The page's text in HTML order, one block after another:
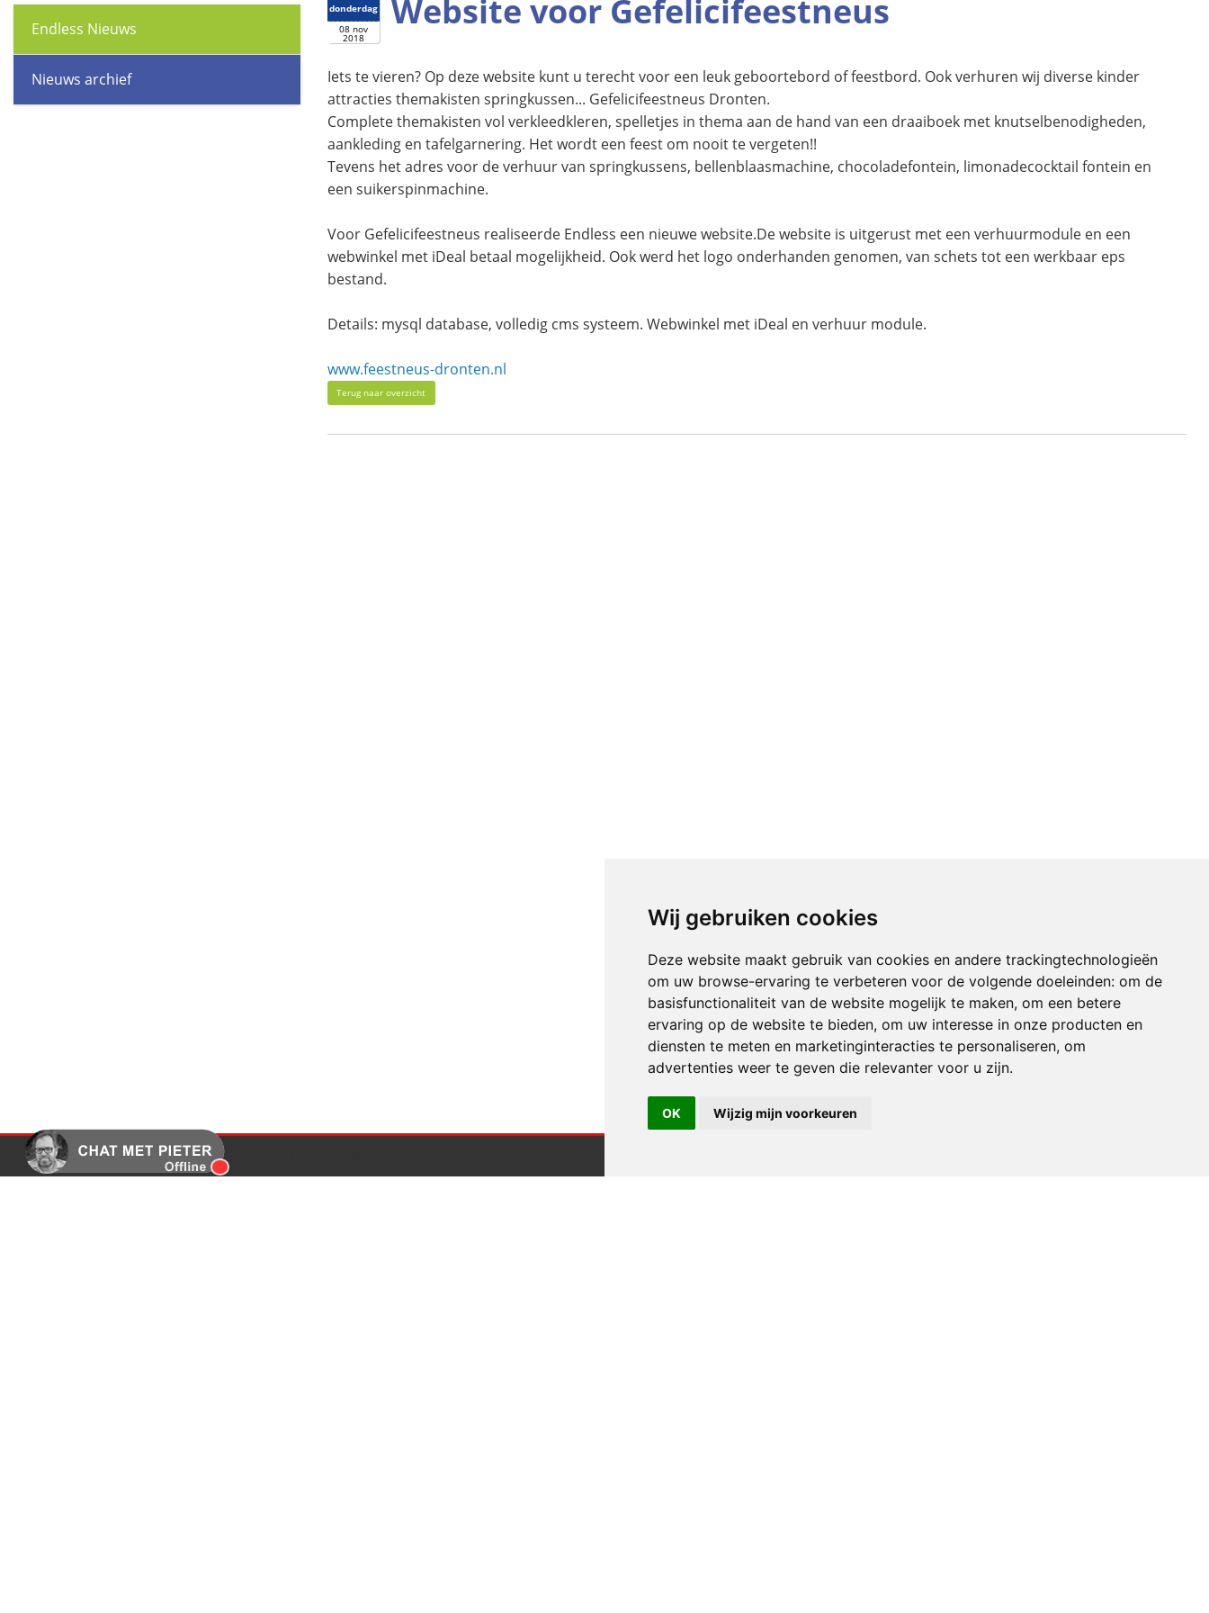
Wij gebruiken cookies
Deze website maakt gebruik van cookies en andere trackingtechnologieën
om uw browse-ervaring te verbeteren voor de volgende doeleinden: om de
basisfunctionaliteit van de website mogelijk te maken, om een betere
ervaring op de website te bieden, om uw interesse in onze producten en
diensten te meten en marketinginteracties te personaliseren, om
advertenties weer te geven die relevanter voor u zijn.
OK Wijzig mijn voorkeuren
Endless Nieuws
Nieuws archief
Website voor Gefelicifeestneus
donderdag
08 nov
2018
Iets te vieren? Op deze website kunt u terecht voor een leuk geboortebord of feestbord. Ook verhuren wij diverse kinder
attracties themakisten springkussen... Gefelicifeestneus Dronten.
Complete themakisten vol verkleedkleren, spelletjes in thema aan de hand van een draaiboek met knutselbenodigheden,
aankleding en tafelgarnering. Het wordt een feest om nooit te vergeten!!
Tevens het adres voor de verhuur van springkussens, bellenblaasmachine, chocoladefontein, limonadecocktail fontein en
een suikerspinmachine.
Voor Gefelicifeestneus realiseerde Endless een nieuwe website.De website is uitgerust met een verhuurmodule en een
webwinkel met iDeal betaal mogelijkheid. Ook werd het logo onderhanden genomen, van schets tot een werkbaar eps
bestand.
Details: mysql database, volledig cms systeem. Webwinkel met iDeal en verhuur module.
www.feestneus-dronten.nl
Terug naar overzicht